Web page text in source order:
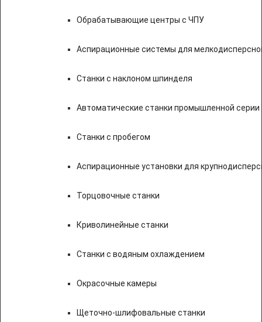
Обрабатывающие центры с ЧПУ
Аспирационные системы для
Станки с наклоном шпинделя
Автоматические станки промышленной серии
Станки с пробегом
Аспирационные установки для
Торцовочные станки
Криволинейные станки
Станки с водяным охлаждением
Окрасочные камеры
Щеточно-шлифовальные станки